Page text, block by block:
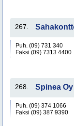
267.
Puh. (09) 731 340
Faksi (09) 7313 4400
268. Spinea Oy
Puh. (09) 374 1066
Faksi (09) 387 9390